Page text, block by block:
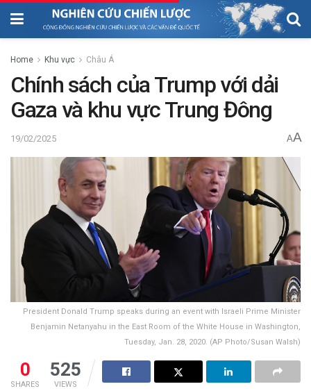
Home Khu vực Châu Á
Chính sách của Trump với dải
Gaza và khu vực Trung Đông
19/02/2025 AA
President Donald Trump speaks during an event with Israeli Prime Minister
Benjamin Netanyahu in the East Room of the White House in Washington,
Tuesday, Jan. 28, 2020. (AP Photo/Susan Walsh)
0
SHARES
525
VIEWS